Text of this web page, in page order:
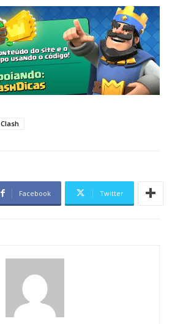
Facebook Twitter